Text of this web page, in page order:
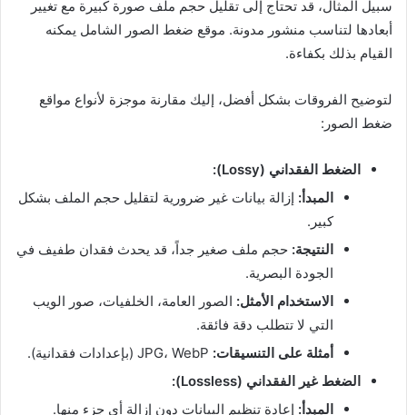
سبيل المثال، قد تحتاج إلى تقليل حجم ملف صورة كبيرة مع تغيير
أبعادها لتناسب منشور مدونة. موقع ضغط الصور الشامل يمكنه
القيام بذلك بكفاءة.
لتوضيح الفروقات بشكل أفضل، إليك مقارنة موجزة لأنواع مواقع
ضغط الصور:
الضغط الفقداني (Lossy):
المبدأ: إزالة بيانات غير ضرورية لتقليل حجم الملف بشكل
كبير.
النتيجة: حجم ملف صغير جداً، قد يحدث فقدان طفيف في
الجودة البصرية.
الاستخدام الأمثل: الصور العامة، الخلفيات، صور الويب
التي لا تتطلب دقة فائقة.
أمثلة على التنسيقات:
الضغط غير الفقداني (Lossless):
المبدأ: إعادة تنظيم البيانات دون إزالة أي جزء منها.